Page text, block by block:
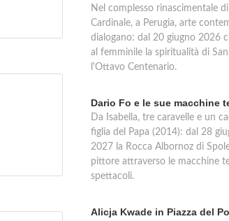
Nel complesso rinascimentale
Cardinale, a Perugia, arte
dialogano: dal 20 giugno 2026
al femminile la spiritualità di
l'Ottavo Centenario.
Dario Fo e le sue macchine
Da Isabella, tre caravelle e un
figlia del Papa (2014): dal 28
2027 la Rocca Albornoz di
pittore attraverso le macchine
spettacoli.
Alicja Kwade in Piazza del